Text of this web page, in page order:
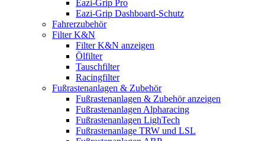
Eazi-Grip Pro
Eazi-Grip Dashboard-Schutz
Fahrerzubehör
Filter K&N
Filter K&N anzeigen
Ölfilter
Tauschfilter
Racingfilter
Fußrastenanlagen & Zubehör
Fußrastenanlagen & Zubehör anzeigen
Fußrastenanlagen Alpharacing
Fußrastenanlagen LighTech
Fußrastenanlage TRW und LSL